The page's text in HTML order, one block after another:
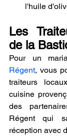
l'huile
Les
de la
Pour un
Régent, vous
traiteurs
cuisine
des
Régent qui
réception avec